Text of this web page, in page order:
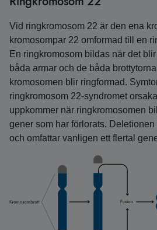
Vid ringkromosom 22 är den ena
kromosompar 22 omformad till en
En ringkromosom bildas när det
båda armar och de båda
kromosomen blir ringformad.
ringkromosom 22‑syndromet
uppkommer när ringkromosomen
gener som har förlorats.
och omfattar vanligen ett flertal